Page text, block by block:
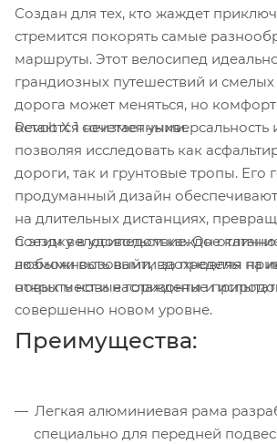
Создан для тех, кто жаждет
стремится покорять самые
маршруты. Этот велосипед
грандиозных путешествий и смелых
дорога может меняться, но
остаются неизменными.
Revolt X 1 сочетает универсальность
позволяя исследовать как
дороги, так и грунтовые тропы. Его
продуманный дизайн
на длительных дистанциях,
поездку в удовольствие. Он
любыми вызовами, вдохновляя на
новых мест и наслаждение
С этим велосипедом каждое
возможность выйти за пределы
открыть новые горизонты и
совершенно новом уровне.
Преимущества:
Легкая алюминиевая рама
специально для передней